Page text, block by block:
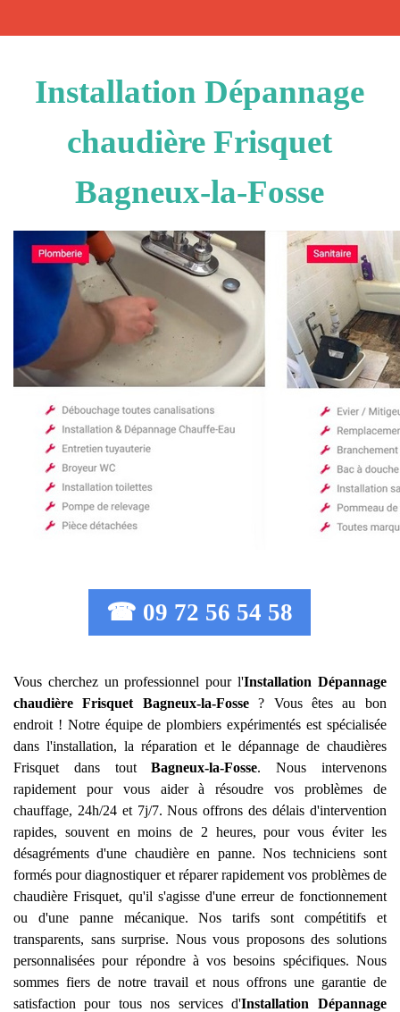
Installation Dépannage
chaudière Frisquet
Bagneux-la-Fosse
☎ 09 72 56 54 58
Vous cherchez un professionnel pour l'Installation Dépannage
chaudière Frisquet
Bagneux-la-Fosse? Vous êtes au bon
endroit ! Notre équipe de plombiers expérimentés est spécialisée
dans l'installation, la réparation et le dépannage de chaudières
Frisquet dans toutBagneux-la-Fosse. Nous intervenons
rapidement pour vous aider à résoudre vos problèmes de
chauffage, 24h/24 et 7j/7. Nous offrons des délais d'intervention
rapides, souvent en moins de 2 heures, pour vous éviter les
désagréments d'une chaudière en panne. Nos techniciens sont
formés pour diagnostiquer et réparer rapidement vos problèmes de
chaudière Frisquet, qu'il s'agisse d'une erreur de fonctionnement
ou d'une panne mécanique. Nos tarifs sont compétitifs et
transparents, sans surprise. Nous vous proposons des solutions
personnalisées pour répondre à vos besoins spécifiques. Nous
sommes fiers de notre travail et nous offrons une garantie de
satisfaction pour tous nos services d'Installation Dépannage